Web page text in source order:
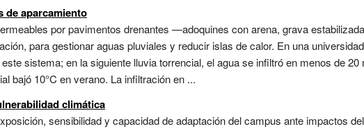
de aparcamiento
por pavimentos drenantes —adoquines con arena, grava
para gestionar aguas pluviales y reducir islas de calor. En una
sistema; en la siguiente lluvia torrencial, el agua se infiltró en menos de
bajó 10°C en verano. La infiltración en ...
climática
sensibilidad y capacidad de adaptación del campus ante impactos